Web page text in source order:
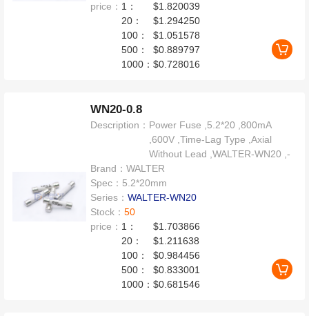
price： 1：
$1.820039
20：
$1.294250
100：
$1.051578
500：
$0.889797
1000：$0.728016
WN20-0.8
Description： Power Fuse ,5.2*20 ,800mA
,600V ,Time-Lag Type ,Axial
Without Lead ,WALTER-WN20 ,-
Brand：WALTER
Spec： 5.2*20mm
Series：WALTER-WN20
Stock：50
price： 1：
$1.703866
20：
$1.211638
100：
$0.984456
500：
$0.833001
1000：$0.681546